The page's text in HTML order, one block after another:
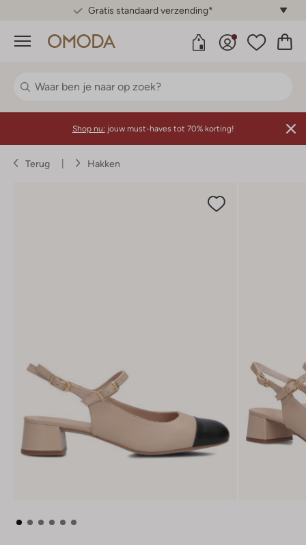
Gratis standaard verzending*
Menu
Shop nu: jouw must-haves tot 70% korting!
Terug Hakken